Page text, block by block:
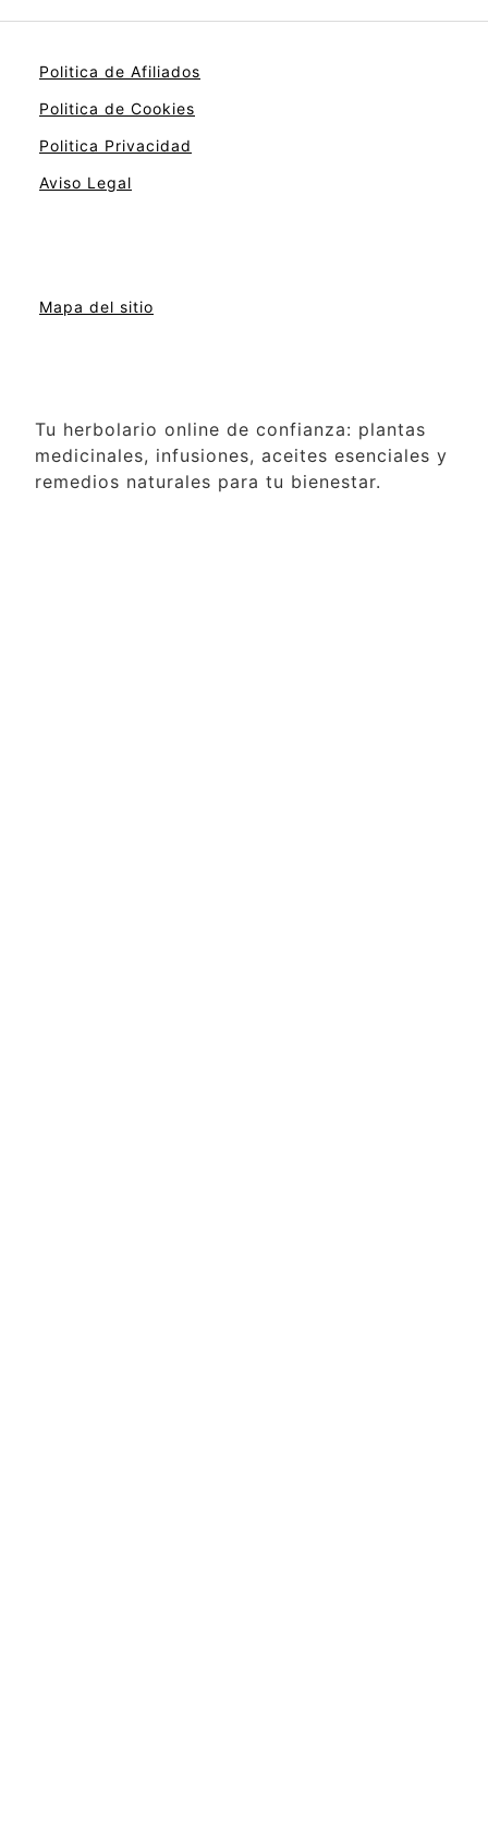
Politica de Afiliados
Politica de Cookies
Politica Privacidad
Aviso Legal
Mapa del sitio
Tu herbolario online de confianza: plantas
medicinales, infusiones, aceites esenciales y
remedios naturales para tu bienestar.